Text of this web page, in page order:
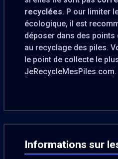
recyclées. P our limiter
écologique, il est
déposer dans des points
au recyclage des piles.
le point de collecte le
JeRecycleMesPiles.com.
Informations sur